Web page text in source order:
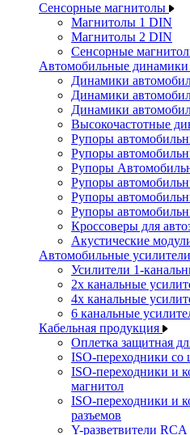
Сенсорные магнитолы
Магнитолы 1 DIN
Магнитолы 2 DIN
Сенсорные
Автомобильные динамики
Динамики
Динамики
Динамики
Высокочастотные
Рупоры
Рупоры
Рупоры
Рупоры
Рупоры
Рупоры
Кроссоверы для
Акустические
Автомобильные усилители
Усилители 1-
2х канальные
4х канальные
6 канальные
Кабельная продукция
Оплетка защитная
ISO-переходники со
ISO-переходники и
магнитол
ISO-переходники и
разъемов
Y-разветвители RCA